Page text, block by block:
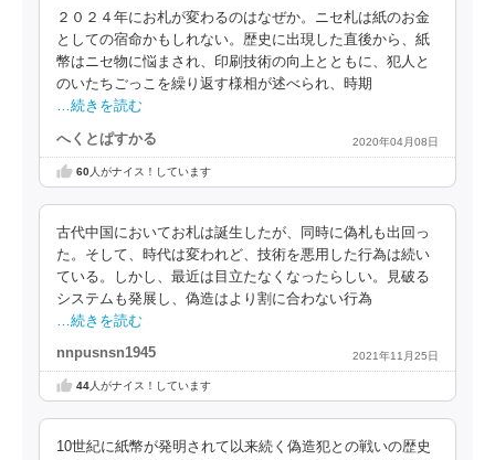
２０２４年にお札が変わるのはなぜか。ニセ札は紙のお金
としての宿命かもしれない。歴史に出現した直後から、紙
幣はニセ物に悩まされ、印刷技術の向上とともに、犯人と
のいたちごっこを繰り返す様相が述べられ、時期
…続きを読む
へくとぱすかる 2020年04月08日
60人がナイス！しています
古代中国においてお札は誕生したが、同時に偽札も出回っ
た。そして、時代は変われど、技術を悪用した行為は続い
ている。しかし、最近は目立たなくなったらしい。見破る
システムも発展し、偽造はより割に合わない行為
…続きを読む
nnpusnsn1945 2021年11月25日
44人がナイス！しています
10世紀に紙幣が発明されて以来続く偽造犯との戦いの歴史